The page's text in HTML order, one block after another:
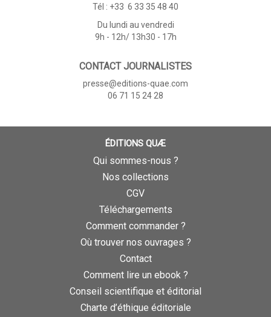
Tél : +33 6 33 35 48 40
Du lundi au vendredi
9h - 12h/ 13h30 - 17h
CONTACT JOURNALISTES
presse@editions-quae.com
06 71 15 24 28
ÉDITIONS QUÆ
Qui sommes-nous ?
Nos collections
CGV
Téléchargements
Comment commander ?
Où trouver nos ouvrages ?
Contact
Comment lire un ebook ?
Conseil scientifique et éditorial
Charte d’éthique éditoriale